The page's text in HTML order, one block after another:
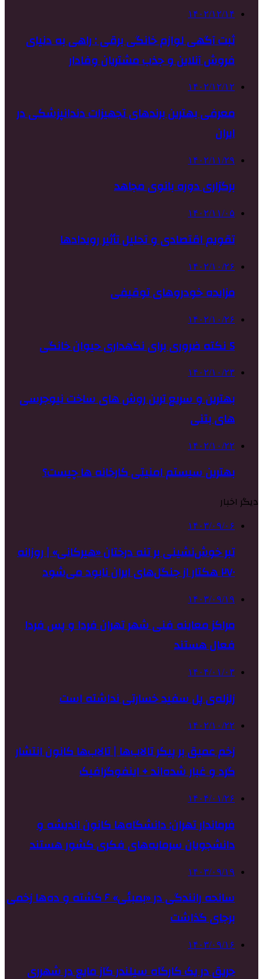
۱۴۰۲/۱۲/۱۴
ثبت آگهی لوازم خانگی برقی : راهی به دنیای
فروش آنلاین و جذب مشتریان وفادار
۱۴۰۲/۱۲/۱۲
معرفی بهترین برندهای تجهیزات دندانپزشکی در
ایران
۱۴۰۲/۱۱/۲۹
برگزاری دوره بانوی مجاهد
۱۴۰۲/۱۱/۰۵
تقویم اقتصادی و تحلیل تأثیر رویدادها
۱۴۰۲/۱۰/۲۶
مزایده خودروهای توقیفی
۱۴۰۲/۱۰/۲۶
5 نکته ضروری برای نگهداری حیوان خانگی
۱۴۰۲/۱۰/۲۳
بهترین و سریع ترین روش های ساخت نیوجرسی
های بتنی
۱۴۰۲/۱۰/۲۲
بهترین سیستم امنیتی کارخانه ها چیست؟
دیگر اخبار
۱۴۰۳/۰۹/۰۶
تبر خوش‌نشینی بر تنه درختان «هیرکانی» | روزانه
۲۷۰ هکتار از جنگل‌های ایران نابود می‌شود
۱۴۰۳/۰۹/۱۹
مراکز معاینه فنی شهر تهران فردا و پس فردا
فعال هستند
۱۴۰۴/۰۱/۰۳
زلزله‌ی پل سفید خسارتی نداشته است
۱۴۰۲/۱۰/۲۲
زخم عمیق بر پیکر تالاب‌ها | تالاب‌ها کانون انتشار
گرد و غبار شده‌اند + اینفوگرافیک
۱۴۰۴/۰۱/۲۶
فرماندار تهران: دانشگاه‌ها کانون اندیشه و
دانشجویان سرمایه‌های فکری کشور هستند
۱۴۰۳/۰۹/۱۹
سانحه رانندگی در «بمبئی» ۶ کشته و ده‌ها زخمی
برجای گذاشت
۱۴۰۳/۰۹/۱۶
حریق در یک کارگاه سیلندر گاز مایع در شهرری